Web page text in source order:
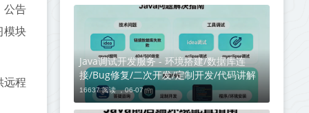
公告
模块
远程
Java调试开发服务 - 环境搭建/数据库连
接/Bug修复/二次开发/定制开发/代码讲解
16637 阅读 ，06-07